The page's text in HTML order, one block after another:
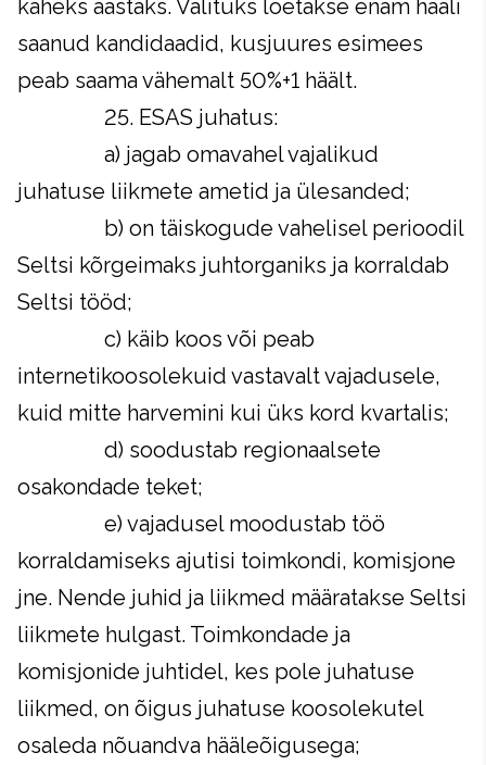
kaheks aastaks. Valituks loetakse enam hääli
saanud kandidaadid, kusjuures esimees
peab saama vähemalt 50%+1 häält.
25. ESAS juhatus:
a) jagab omavahel vajalikud
juhatuse liikmete ametid ja ülesanded;
b) on täiskogude vahelisel perioodil
Seltsi kõrgeimaks juhtorganiks ja korraldab
Seltsi tööd;
c) käib koos või peab
internetikoosolekuid vastavalt vajadusele,
kuid mitte harvemini kui üks kord kvartalis;
d) soodustab regionaalsete
osakondade teket;
e) vajadusel moodustab töö
korraldamiseks ajutisi toimkondi, komisjone
jne. Nende juhid ja liikmed määratakse Seltsi
liikmete hulgast. Toimkondade ja
komisjonide juhtidel, kes pole juhatuse
liikmed, on õigus juhatuse koosolekutel
osaleda nõuandva hääleõigusega;